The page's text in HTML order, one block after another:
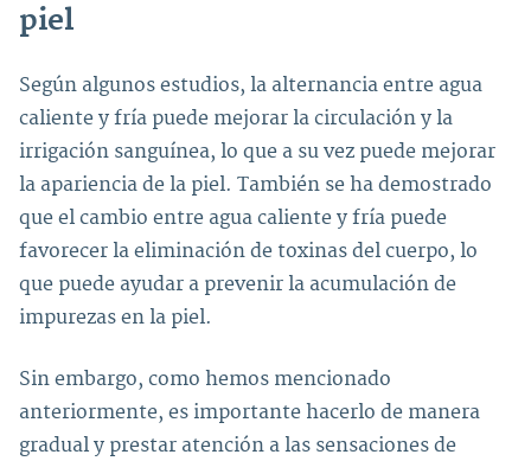
piel
Según algunos estudios, la alternancia entre agua
caliente y fría puede mejorar la circulación y la
irrigación sanguínea, lo que a su vez puede mejorar
la apariencia de la piel. También se ha demostrado
que el cambio entre agua caliente y fría puede
favorecer la eliminación de toxinas del cuerpo, lo
que puede ayudar a prevenir la acumulación de
impurezas en la piel.
Sin embargo, como hemos mencionado
anteriormente, es importante hacerlo de manera
gradual y prestar atención a las sensaciones de